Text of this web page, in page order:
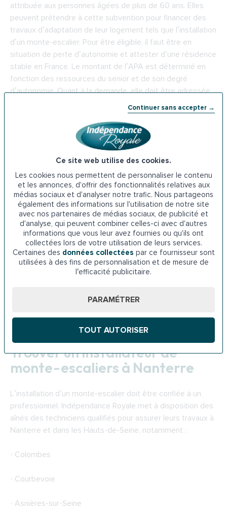
Continuer sans accepter →
Ce site web utilise des cookies.
Les cookies nous permettent de personnaliser le contenu
et les annonces, d'offrir des fonctionnalités relatives aux
médias sociaux et d'analyser notre trafic. Nous partageons
également des informations sur l'utilisation de notre site
avec nos partenaires de médias sociaux, de publicité et
d'analyse, qui peuvent combiner celles-ci avec d'autres
informations que vous leur avez fournies ou qu'ils ont
collectées lors de votre utilisation de leurs services.
Certaines des données collectées par ce fournisseur sont
utilisées à des fins de personnalisation et de mesure de
l’efficacité publicitaire.
PARAMÉTRER
TOUT AUTORISER
attribuée aux personnes âgées de plus de 60 ans. Elles
peuvent prétendre à cette subvention pour financer des
travaux d’adaptation de leur logement tels que l’installation
d’un monte-escalier. Pour être éligible, il faut être en
situation de perte d’autonomie et attester d’une résidence
stable en France. Le montant de l’APA est déterminé en
fonction des ressources du senior et de son degré
d’autonomie. Quant à la demande, elle doit être adressée
au Conseil départemental des Hauts-de-Seine.
Adresse du Conseil départemental des Hauts-de-Seine :
La Défense, 57 Rue des Longues Raies, 92000 Nanterre
Téléphone : 08 06 00 00 92
6. Les aides de la CAF de Nanterre
La Caisse d’allocations familiales finance des travaux en
vue d’améliorer l’autonomie des seniors tels que
l’installation d’un monte-escalier. Cette aide s’adresse
uniquement aux personnes âgées membres de la CAF. La
demande est à envoyer à la CAF de Nanterre.
Téléphone : 08 10 25 92 10
Trouver un installateur de
monte-escaliers à Nanterre
L’installation d’un monte-escalier doit être confiée à un
professionnel. Indépendance Royale met à disposition des
aînés des techniciens qualifiés pour assurer leurs travaux à
Nanterre et dans les Hauts-de-Seine, notamment :
· Colombes
· Courbevoie
· Asnières-sur-Seine